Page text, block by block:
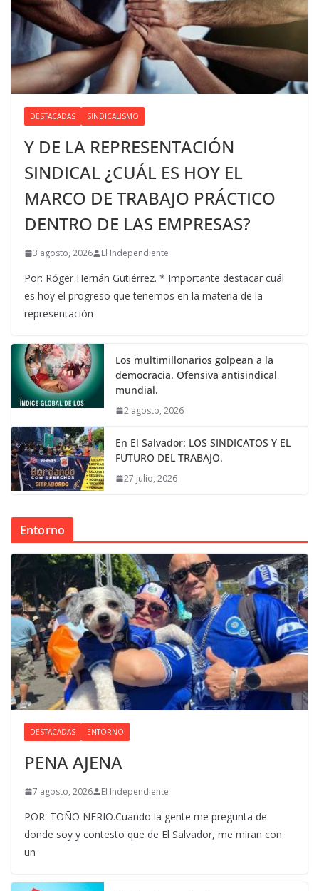
DESTACADAS SINDICALISMO
Y DE LA REPRESENTACIÓN
SINDICAL ¿CUÁL ES HOY EL
MARCO DE TRABAJO PRÁCTICO
DENTRO DE LAS EMPRESAS?
3 agosto, 2026 El Independiente
Por: Róger Hernán Gutiérrez. * Importante destacar cuál
es hoy el progreso que tenemos en la materia de la
representación
Los multimillonarios golpean a la
democracia. Ofensiva antisindical
mundial.
2 agosto, 2026
En El Salvador: LOS SINDICATOS Y EL
FUTURO DEL TRABAJO.
27 julio, 2026
Entorno
DESTACADAS ENTORNO
PENA AJENA
7 agosto, 2026 El Independiente
POR: TOÑO NERIO.Cuando la gente me pregunta de
donde soy y contesto que de El Salvador, me miran con
un